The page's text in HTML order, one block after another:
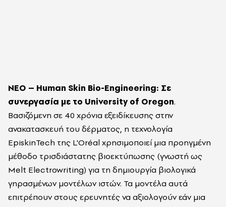
ΝΕΟ – Human Skin Bio-Engineering: Σε
συνεργασία με το University of Oregon.
Βασιζόμενη σε 40 χρόνια εξειδίκευσης στην
ανακατασκευή του δέρματος, η τεχνολογία
EpiskinTech της L'Oréal χρησιμοποιεί μια προηγμένη
μέθοδο τρισδιάστατης βιοεκτύπωσης (γνωστή ως
Melt Electrowriting) για τη δημιουργία βιολογικά
γηρασμένων μοντέλων ιστών. Τα μοντέλα αυτά
επιτρέπουν στους ερευνητές να αξιολογούν εάν μια